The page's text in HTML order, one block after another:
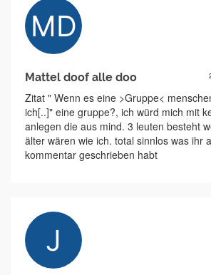
Mattel doof alle doo
Zitat " Wenn es eine >Gruppe<
ich[..]" eine gruppe?, ich würd mich mit
anlegen die aus mind. 3 leuten besteht
älter wären wie ich. total sinnlos was ihr
kommentar geschrieben habt